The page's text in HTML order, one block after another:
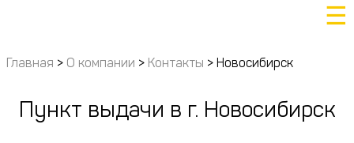
☰
Главная > О компании > Контакты > Новосибирск
Пункт выдачи в г. Новосибирск